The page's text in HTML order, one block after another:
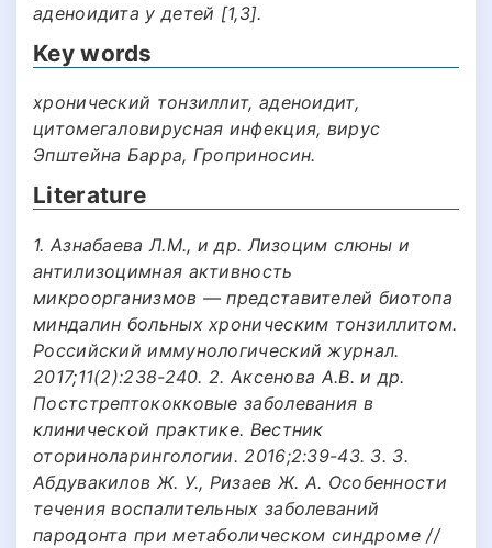
аденoидита у детей [1,3].
Key words
хронический тонзиллит, аденоидит,
цитoмегалoвируcная инфекция, вируc
Эпштейна Барра, Гроприносин.
Literature
1. Азнабаева Л.М., и др. Лизоцим слюны и
антилизоцимная активность
микроорганизмов — представителей биотопа
миндалин больных хроническим тонзиллитом.
Российский иммунологический журнал.
2017;11(2):238-240. 2. Аксенова А.В. и др.
Постстрептококковые заболевания в
клинической практике. Вестник
оториноларингологии. 2016;2:39-43. 3. 3.
Абдувакилов Ж. У., Ризаев Ж. А. Особенности
течения воспалительных заболеваний
пародонта при метаболическом синдроме //